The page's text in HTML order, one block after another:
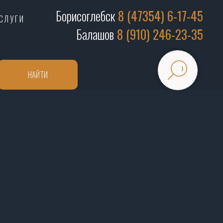
Борисоглебск8 (47354) 6-17-45
Балашов 8 (910) 246-23-35
НАЙТИ